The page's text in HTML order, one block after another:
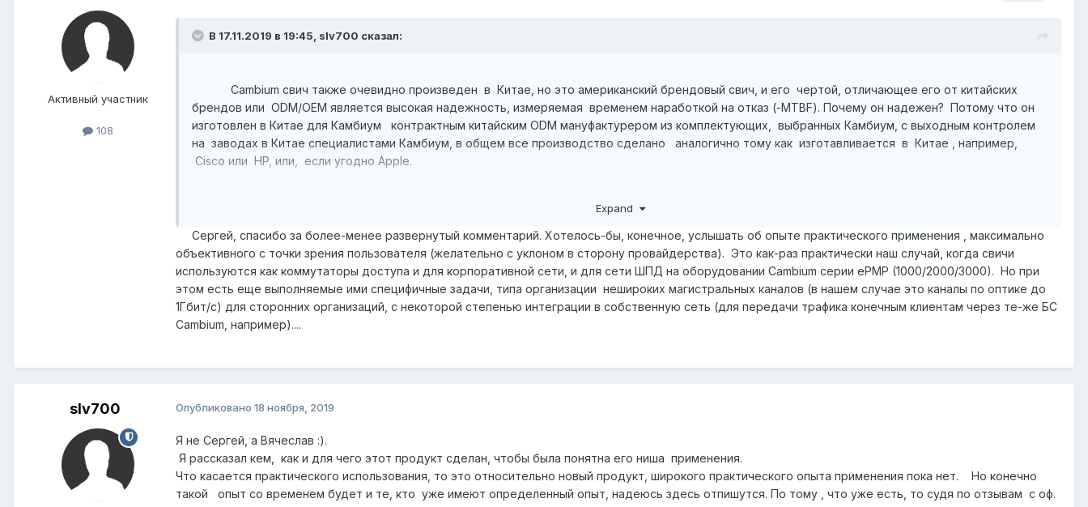
Активный участник
108
В 17.11.2019 в 19:45, slv700 сказал:
Cambium свич также очевидно произведен в Китае, но это американский брендовый свич, и его чертой, отличающее его от китайских
брендов или ODM/OEM является высокая надежность, измеряемая временем наработкой на отказ (-MTBF). Почему он надежен? Потому что он
изготовлен в Китае для Камбиум контрактным китайским ODM мануфактурером из комплектующих, выбранных Камбиум, с выходным контролем
на заводах в Китае специалистами Камбиум, в общем все производство сделано аналогично тому как изготавливается в Китае , например,
Сisco или HP, или, если угодно Apple.
Expand
Сергей, спасибо за более-менее развернутый комментарий. Хотелось-бы, конечное, услышать об опыте практического применения , максимально
объективного с точки зрения пользователя (желательно с уклоном в сторону провайдерства). Это как-раз практически наш случай, когда свичи
используются как коммутаторы доступа и для корпоративной сети, и для сети ШПД на оборудовании Cambium серии ePMP (1000/2000/3000). Но при
этом есть еще выполняемые ими специфичные задачи, типа организации нешироких магистральных каналов (в нашем случае это каналы по оптике до
1Гбит/с) для сторонних организаций, с некоторой степенью интеграции в собственную сеть (для передачи трафика конечным клиентам через те-же БС
Cambium, например)....
slv700 Опубликовано 18 ноября, 2019
Я не Сергей, а Вячеслав :).
Я рассказал кем, как и для чего этот продукт сделан, чтобы была понятна его ниша применения.
Что касается практического использования, то это относительно новый продукт, широкого практического опыта применения пока нет. Но конечно
такой опыт со временем будет и те, кто уже имеют определенный опыт, надеюсь здесь отпишутся. По тому , что уже есть, то судя по отзывам с оф.